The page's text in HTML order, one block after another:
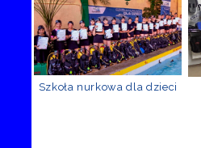
Szkoła nurkowa dla dzieci